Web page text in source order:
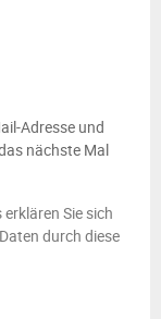
Adresse und
nächste Mal
Sie sich
durch diese